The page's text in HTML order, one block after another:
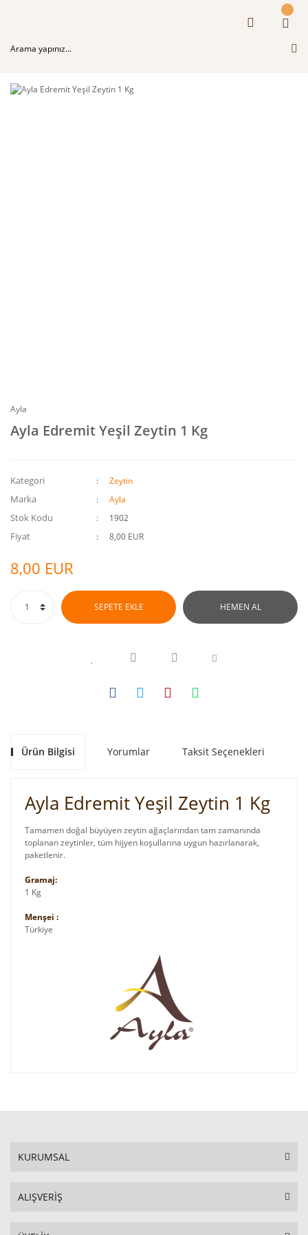
Ayla
Ayla Edremit Yeşil Zeytin 1 Kg
Kategori Zeytin
Marka Ayla
Stok Kodu 1902
Fiyat 8,00 EUR
8,00 EUR
SEPETE EKLE HEMEN AL
Ürün Bilgisi Yorumlar Taksit Seçenekleri
Ayla Edremit Yeşil Zeytin 1 Kg
Tamamen doğal büyüyen zeytin ağaçlarından tam zamanında
toplanan zeytinler, tüm hijyen koşullarına uygun hazırlanarak,
paketlenir.
Gramaj:
1 Kg
Menşei :
Türkiye
KURUMSAL
ALIŞVERİŞ